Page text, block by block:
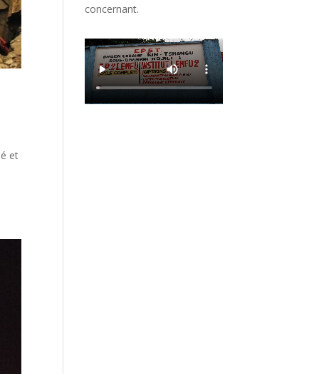
et
concernant.